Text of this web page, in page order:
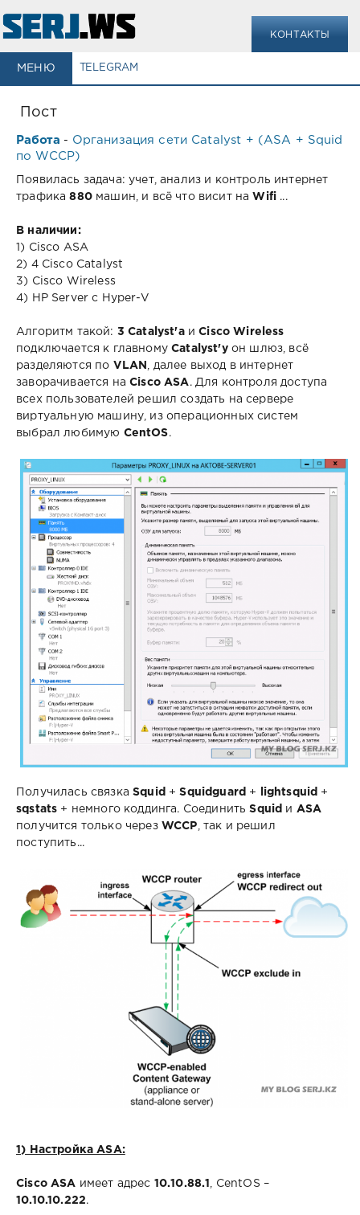
КОНТАКТЫ
МЕНЮ TELEGRAM
Пост
Работа - Организация сети Catalyst + (ASA + Squid
по WCCP)
Появилась задача: учет, анализ и контроль интернет
трафика880машин, и всё что висит на Wifi ...
В наличии:
1) Cisco ASA
2) 4 Cisco Catalyst
3) Cisco Wireless
4) HP Server с Hyper-V
Алгоритм такой: 3 Catalyst'аиCisco Wireless
подключается к главномуCatalyst'уон шлюз, всё
разделяются по VLAN , далее выход в интернет
заворачивается наCisco ASA. Для контроля доступа
всех пользователей решил создать на сервере
виртуальную машину, из операционных систем
выбрал любимую CentOS.
Получилась связкаSquid +Squidguard + lightsquid +
sqstats + немного коддинга. СоединитьSquid и ASA
получится только через WCCP , так и решил
поступить...
1) Настройка ASA:
Cisco ASA имеет адрес 10.10.88.1
, CentOS –
10.10.10.222.